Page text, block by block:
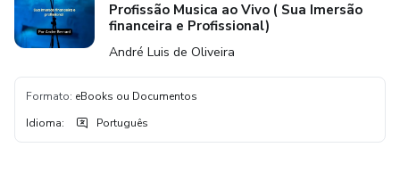
Profissão Musica ao Vivo ( Sua Imersão
financeira e Profissional)
André Luis de Oliveira
Formato: eBooks ou Documentos
Idioma: Português